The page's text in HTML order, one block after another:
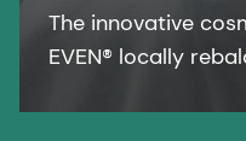
The innovative
EVEN® locally